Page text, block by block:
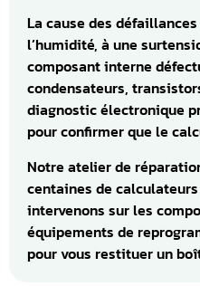
La cause des
l’humidité, à une
composant interne
condensateurs,
diagnostic électronique
pour confirmer que le
Notre atelier de
centaines de
intervenons sur les
équipements de
pour vous restituer un